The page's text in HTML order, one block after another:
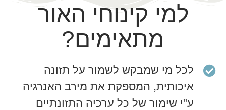
למי קינוחי האור
מתאימים?
לכל מי שמבקש לשמור על תזונה
איכותית, המספקת את מירב האנרגיה
ע"י שימור של כל ערכיה התזונתיים